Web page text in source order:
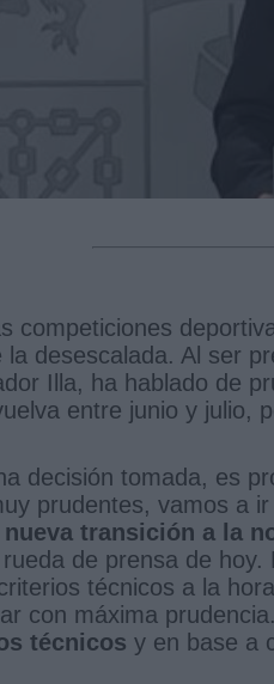
competiciones
la desescalada. Al ser
Illa, ha hablado de
entre junio y julio,
decisión tomada, es
prudentes, vamos a
transición a la
de prensa de
técnicos a la
con máxima prudencia.
técnicos y en base a